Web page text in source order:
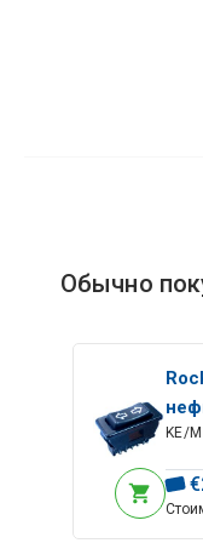
Обычно
KE/
€